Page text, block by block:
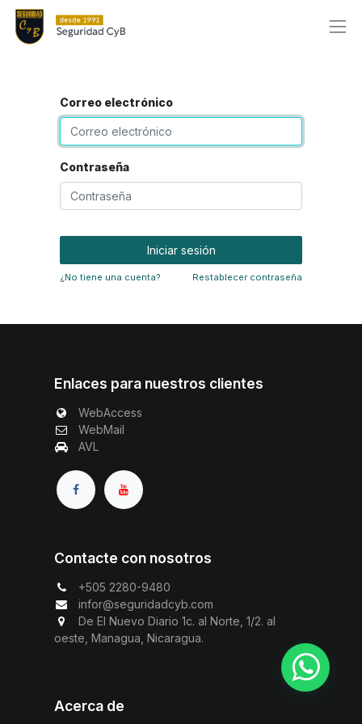
Correo electrónico
Contraseña
Iniciar sesión
¿No tiene una cuenta? Restablecer contraseña
Enlaces para nuestros clientes
WebAccess
WebMail
AVL
Contacte con nosotros
+505 2280-9480
infor@seguridadcyb.com
De El Nuevo Diario 1c. al Norte, 1/2. al
oeste, Managua, Nicaragua.
Acerca de